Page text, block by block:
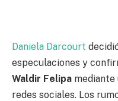
Daniela Darcourt
especulaciones y
Waldir Felipa mediante
redes sociales. Los